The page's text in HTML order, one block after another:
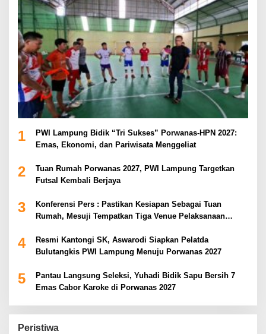
1
PWI Lampung Bidik “Tri Sukses” Porwanas-HPN 2027:
Emas, Ekonomi, dan Pariwisata Menggeliat
2
Tuan Rumah Porwanas 2027, PWI Lampung Targetkan
Futsal Kembali Berjaya
3
Konferensi Pers : Pastikan Kesiapan Sebagai Tuan
Rumah, Mesuji Tempatkan Tiga Venue Pelaksanaan
4
Resmi Kantongi SK, Aswarodi Siapkan Pelatda
Bulutangkis PWI Lampung Menuju Porwanas 2027
5
Pantau Langsung Seleksi, Yuhadi Bidik Sapu Bersih 7
Emas Cabor Karoke di Porwanas 2027
Peristiwa